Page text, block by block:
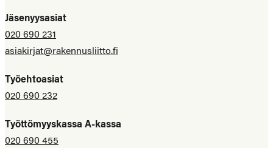
Jäsenyysasiat
020 690 231
asiakirjat@rakennusliitto.fi
Työehtoasiat
020 690 232
Työttömyyskassa A-kassa
020 690 455